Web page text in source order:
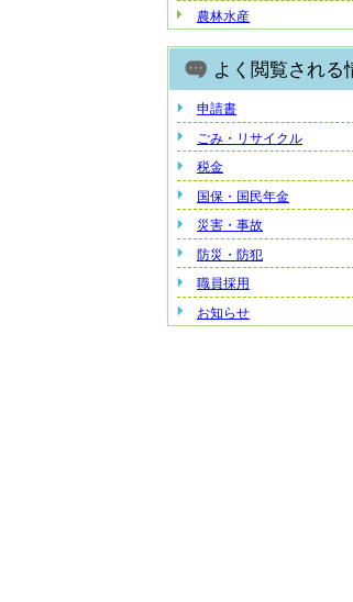
農林水産
よく閲覧される
申請書
ごみ・リサイクル
税金
国保・国民年金
災害・事故
防災・防犯
職員採用
お知らせ